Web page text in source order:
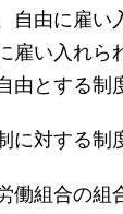
自由に雇い
雇い入れら
由とする制
に対する制
働組合の組